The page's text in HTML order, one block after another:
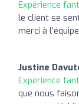
Expérience
le client se
merci à
Justine
Expérience
que nous